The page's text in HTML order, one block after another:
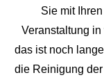
Sie mit
Veranstaltung
das ist noch
die Reinigung